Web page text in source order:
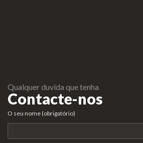
Qualquer duvida que tenha
Contacte-nos
O seu nome (obrigatório)